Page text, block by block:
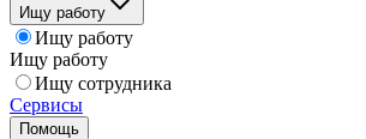
Ищу работу
Ищу работу
Ищу работу
Ищу сотрудника
Сервисы
Помощь